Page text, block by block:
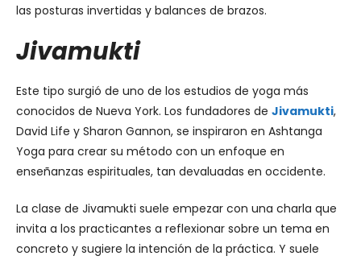
las posturas invertidas y balances de brazos.
Jivamukti
Este tipo surgió de uno de los estudios de yoga más
conocidos de Nueva York. Los fundadores de Jivamukti,
David Life y Sharon Gannon, se inspiraron en Ashtanga
Yoga para crear su método con un enfoque en
enseñanzas espirituales, tan devaluadas en occidente.
La clase de Jivamukti suele empezar con una charla que
invita a los practicantes a reflexionar sobre un tema en
concreto y sugiere la intención de la práctica. Y suele